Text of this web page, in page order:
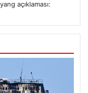
açıklaması: